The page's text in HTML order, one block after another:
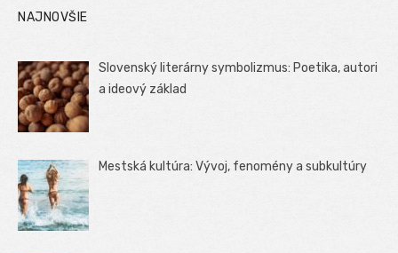
NAJNOVŠIE
Slovenský literárny symbolizmus: Poetika, autori
a ideový základ
Mestská kultúra: Vývoj, fenomény a subkultúry